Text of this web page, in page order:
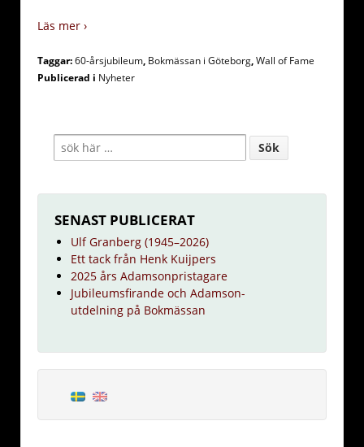
Läs mer ›
Taggar:60-årsjubileum, Bokmässan i Göteborg,Wall of Fame
Publicerad i Nyheter
SENAST PUBLICERAT
Ulf Granberg (1945–2026)
Ett tack från Henk Kuijpers
2025 års Adamsonpristagare
Jubileumsfirande och Adamson-
utdelning på Bokmässan